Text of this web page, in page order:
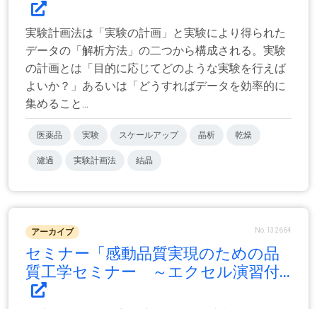
実験計画法は「実験の計画」と実験により得られた
データの「解析方法」の二つから構成される。実験
の計画とは「目的に応じてどのような実験を行えば
よいか？」あるいは「どうすればデータを効率的に
集めること...
医薬品 実験 スケールアップ 晶析 乾燥
濾過 実験計画法 結晶
アーカイブ No.132664
セミナー「感動品質実現のための品
質工学セミナー ～エクセル演習付...